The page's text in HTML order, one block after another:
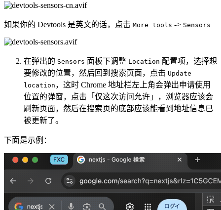
如果你的 Devtools 是英文的话，点击 More tools -> Sensors
在弹出的 Sensors 面板下调整 Location 配置项，选择想
要修改的位置，然后回到搜索页面，点击 Update
location ，这时 Chrome 地址栏左上角会弹出申请使用
位置的弹窗，点击「仅这次访问允许」，浏览器应该会
刷新页面，然后在搜索页的底部应该能看到地址信息已
被更新了。
下面是示例：